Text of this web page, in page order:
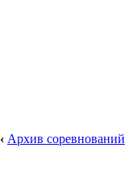
‹ Архив соревнований